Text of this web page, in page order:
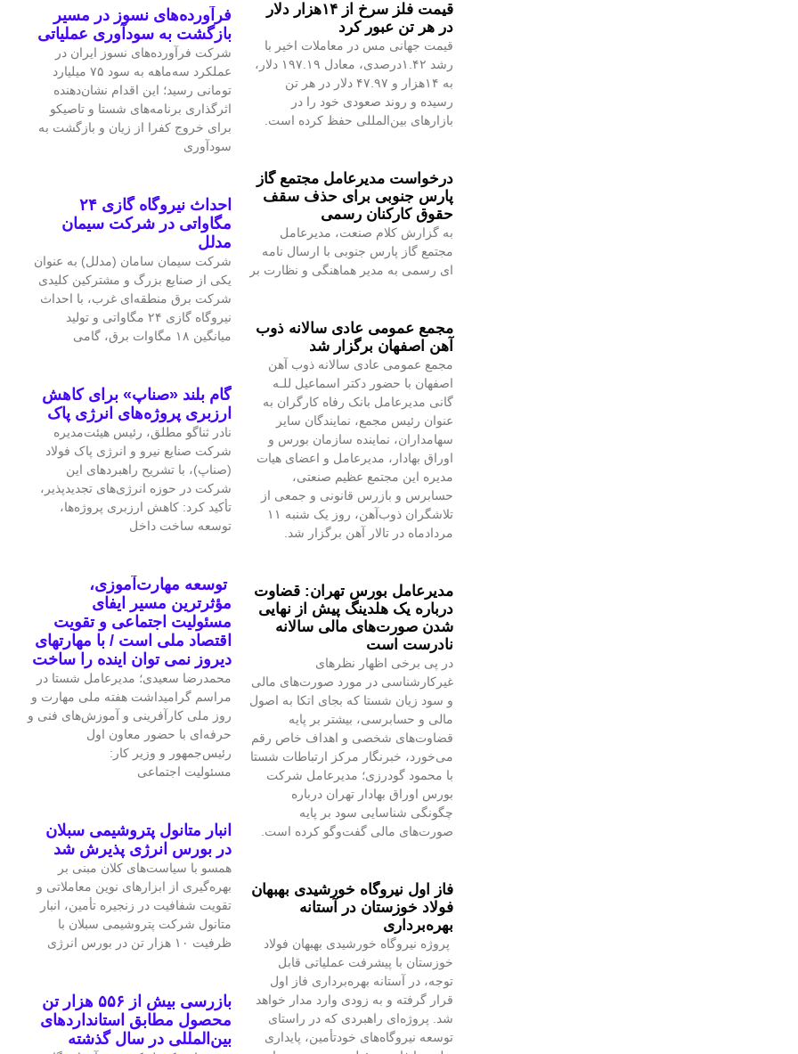
قیمت فلز سرخ از ۱۴هزار دلار
در هر تن عبور کرد
قیمت جهانی مس در معاملات اخیر با
رشد ۱.۴۲درصدی، معادل ۱۹۷.۱۹ دلار،
به ۱۴هزار و ۴۷.۹۷ دلار در هر تن
رسیده و روند صعودی خود را در
بازارهای بین‌المللی حفظ کرده است.
درخواست مدیرعامل مجتمع گاز
پارس جنوبی برای حذف سقف
حقوق کارکنان رسمی
به گزارش کلام صنعت، مدیرعامل
مجتمع گاز پارس جنوبی با ارسال نامه
ای رسمی به مدیر هماهنگی و نظارت بر
مجمع عمومی عادی سالانه ذوب
آهن اصفهان برگزار شد
مجمع عمومی عادی سالانه ذوب آهن
اصفهان با حضور دکتر اسماعیل للـه
گانی مدیرعامل بانک رفاه کارگران به
عنوان رئیس مجمع، نمایندگان سایر
سهامداران، نماینده سازمان بورس و
اوراق بهادار، مدیرعامل و اعضای هیات
مدیره این مجتمع عظیم صنعتی،
حسابرس و بازرس قانونی و جمعی از
تلاشگران ذوب‌آهن، روز یک شنبه ۱۱
مردادماه در تالار آهن برگزار شد.
مدیرعامل بورس تهران: قضاوت
درباره یک هلدینگ پیش از نهایی
شدن صورت‌های مالی سالانه
نادرست است
در پی برخی اظهار نظرهای
غیرکارشناسی در مورد صورت‌های مالی
و سود زیان شستا که بجای اتکا به اصول
مالی و حسابرسی، بیشتر بر پایه
قضاوت‌‌های شخصی و اهداف خاص رقم
می‌خورد، خبرنگار مرکز ارتباطات شستا
با محمود گودرزی؛ مدیرعامل شرکت
بورس اوراق بهادار تهران درباره
چگونگی شناسایی سود بر پایه
صورت‌های مالی گفت‌وگو کرده است.
فاز اول نیروگاه خورشیدی بهبهان
فولاد خوزستان در آستانه
بهره‌برداری
پروژه نیروگاه خورشیدی بهبهان فولاد
خوزستان با پیشرفت عملیاتی قابل‌
توجه، در آستانه بهره‌برداری فاز اول
قرار گرفته و به‌ زودی وارد مدار خواهد
شد. پروژه‌ای راهبردی که در راستای
توسعه نیروگاه‌های خودتأمین، پایداری
فرآورده‌های نسوز در مسیر
بازگشت به سودآوری عملیاتی
شرکت فرآورده‌های نسوز ایران در
عملکرد سه‌ماهه به سود ۷۵ میلیارد
تومانی رسید؛ این اقدام نشان‌دهنده
اثرگذاری برنامه‌های شستا و تاصیکو
برای خروج کفرا از زیان و بازگشت به
سودآوری
احداث نیروگاه گازی ۲۴
مگاواتی در شرکت سیمان
مدلل
شرکت سیمان سامان (مدلل) به عنوان
یکی از صنایع بزرگ و مشترکین کلیدی
شرکت برق منطقه‌ای غرب، با احداث
نیروگاه گازی ۲۴ مگاواتی و تولید
میانگین ۱۸ مگاوات برق، گامی
گام بلند «صناپ» برای کاهش
ارزبری پروژه‌های انرژی پاک
نادر ثناگو مطلق، رئیس هیئت‌مدیره
شرکت صنایع نیرو و انرژی پاک فولاد
(صناپ)، با تشریح راهبردهای این
شرکت در حوزه انرژی‌های تجدیدپذیر،
تأکید کرد: کاهش ارزبری پروژه‌ها،
توسعه ساخت داخل
توسعه مهارت‌آموزی،
مؤثرترین مسیر ایفای
مسئولیت اجتماعی و تقویت
اقتصاد ملی است / با مهارتهای
دیروز نمی توان اینده را ساخت
محمدرضا سعیدی؛ مدیرعامل شستا در
مراسم گرامیداشت هفته ملی مهارت و
روز ملی کارآفرینی و آموزش‌های فنی و
حرفه‌ای با حضور معاون اول
رئیس‌جمهور و وزیر کار:
مسئولیت اجتماعی
انبار متانول پتروشیمی سبلان
در بورس انرژی پذیرش شد
همسو با سیاست‌های کلان مبنی بر
بهره‌گیری از ابزارهای نوین معاملاتی و
تقویت شفافیت در زنجیره تأمین، انبار
متانول شرکت پتروشیمی سبلان با
ظرفیت ۱۰ هزار تن در بورس انرژی
بازرسی بیش از ۵۵۶ هزار تن
محصول مطابق استانداردهای
بین‌المللی در سال گذشته